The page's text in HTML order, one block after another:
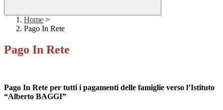
Home >
Pago In Rete
Pago In Rete
Pago In Rete per tutti i pagamenti delle famiglie verso l’Istituto
“Alberto BAGGI”